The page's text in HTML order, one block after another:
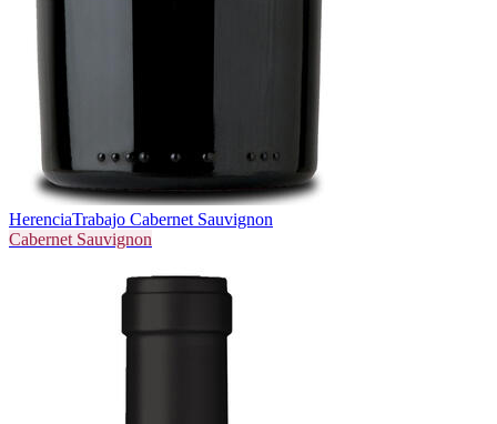
HerenciaTrabajo Cabernet Sauvignon
Cabernet Sauvignon